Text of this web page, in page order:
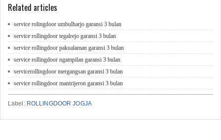
Related articles
service rolingdoor umbulharjo garansi 3 bulan
service rollingdoor tegalrejo garansi 3 bulan
service rollingdoor pakualaman garansi 3 bulan
service rollingdoor ngampilan garansi 3 bulan
servicerollingdoor mergangsan garansi 3 bulan
service rollingdoor mantrijeron garansi 3 bulan
Label: ROLLINGDOOR JOGJA